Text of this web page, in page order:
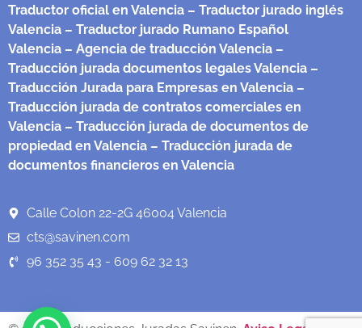
Traductor oficial en Valencia – Traductor jurado inglés
Valencia – Traductor jurado Rumano Español
Valencia – Agencia de traducción Valencia –
Traducción jurada documentos legales Valencia –
Traducción Jurada para Empresas en Valencia –
Traducción jurada de contratos comerciales en
Valencia – Traducción jurada de documentos de
propiedad en Valencia – Traducción jurada de
documentos financieros en Valencia
Calle Colon 22-2G 46004 Valencia
cts@savinen.com
96 352 35 43 - 609 62 32 13